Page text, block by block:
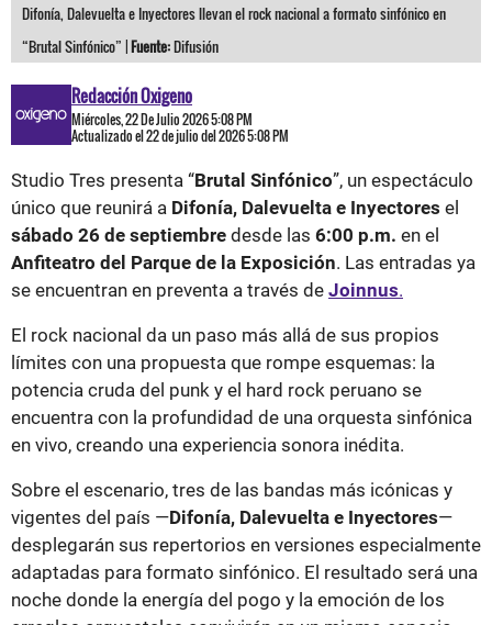
Difonía, Dalevuelta e Inyectores llevan el rock nacional a formato sinfónico en
“Brutal Sinfónico” |Fuente:Difusión
Redacción Oxigeno
Miércoles, 22 De Julio 2026 5:08 PM
Actualizado el 22 de julio del 2026 5:08 PM
Studio Tres presenta “Brutal Sinfónico”, un espectáculo
único que reunirá a Difonía, Dalevuelta e Inyectores el
sábado 26 de septiembre desde las 6:00 p.m. en el
Anfiteatro del Parque de la Exposición. Las entradas ya
se encuentran en preventa a través de Joinnus.
El rock nacional da un paso más allá de sus propios
límites con una propuesta que rompe esquemas: la
potencia cruda del punk y el hard rock peruano se
encuentra con la profundidad de una orquesta sinfónica
en vivo, creando una experiencia sonora inédita.
Sobre el escenario, tres de las bandas más icónicas y
vigentes del país —Difonía, Dalevuelta e Inyectores—
desplegarán sus repertorios en versiones especialmente
adaptadas para formato sinfónico. El resultado será una
noche donde la energía del pogo y la emoción de los